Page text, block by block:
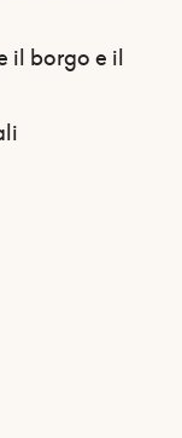
il borgo e il